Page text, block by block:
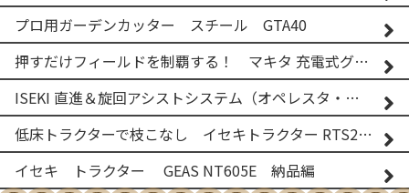
プロ用ガーデンカッター スチール GTA40
押すだけフィールドを制覇する！ マキタ 充電式グランドトリマー MUG001G
ISEKI 直進＆旋回アシストシステム（オペレスタ・ターン）搭載 イセキ 乗用田植機 PRJ8D-ZJL
低床トラクターで枝こなし イセキトラクター RTS205NS & フレールモア FNC1202F
イセキ トラクター GEAS NT605E 納品編